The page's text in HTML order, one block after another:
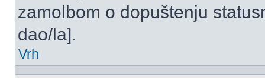
zamolbom o dopuštenju
dao/la].
Vrh